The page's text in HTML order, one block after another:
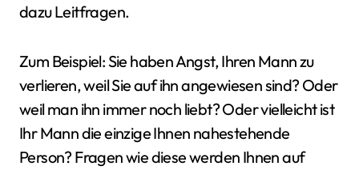
dazu Leitfragen.
Zum Beispiel: Sie haben Angst, Ihren Mann zu
verlieren, weil Sie auf ihn angewiesen sind? Oder
weil man ihn immer noch liebt? Oder vielleicht ist
Ihr Mann die einzige Ihnen nahestehende
Person? Fragen wie diese werden Ihnen auf